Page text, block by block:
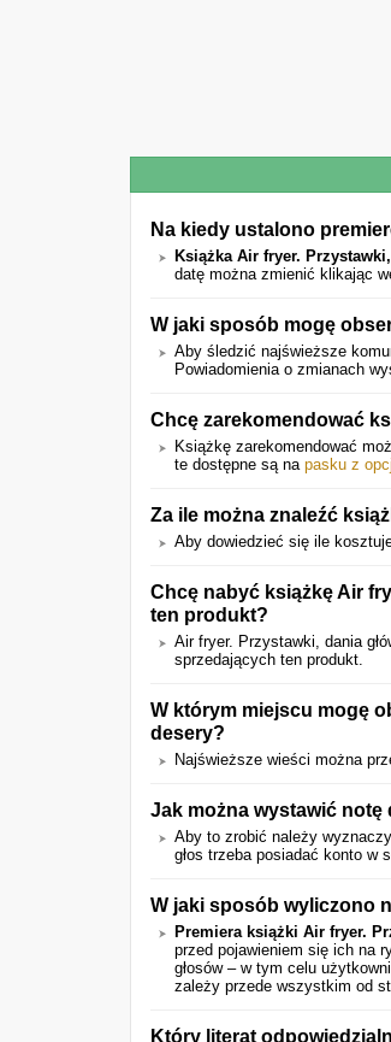
Na kiedy ustalono
Książka Air fryer.
datę można zmienić klikając
W jaki sposób mogę
Aby śledzić najświeższe
Powiadomienia o zmianach
Chcę zarekomendować
Książkę zarekomendować
te dostępne są na pasku z
Za ile można znaleźć
Aby dowiedzieć się ile
Chcę nabyć książkę Air
ten produkt?
Air fryer. Przystawki, dania
sprzedających ten produkt.
W którym miejscu mogę
desery?
Najświeższe wieści można
Jak można wystawić notę
Aby to zrobić należy
głos trzeba posiadać konto w
W jaki sposób wyliczono
Premiera książki Air fryer.
przed pojawieniem się ich na
głosów – w tym celu
zależy przede wszystkim od
Który literat